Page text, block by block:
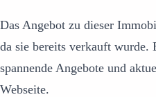
Das Angebot zu dieser
da sie bereits verkauft wurde.
spannende Angebote und
Webseite.